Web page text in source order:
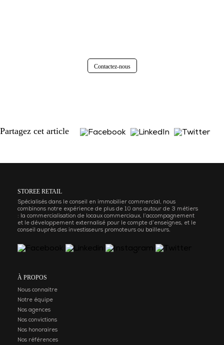
Contactez-nous
Partagez cet article
STOREE RETAIL
Spécialisés dans le conseil en immobilier commercial, nous
combinons notre expérience de plus de 10 ans autour de 3 métiers
: la commercialisation de locaux commerciaux, l’accompagnement
et le développement externalisé pour le compte d’enseignes, et le
conseil auprès des investisseurs promoteurs ou bailleurs.
À PROPOS
Nous connaitre
Notre équipe
Nos agences
Nos convictions
Nos honoraires
Nos références